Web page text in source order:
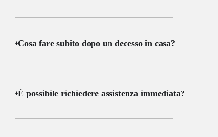
Cosa fare subito dopo un decesso in casa?
È possibile richiedere assistenza immediata?